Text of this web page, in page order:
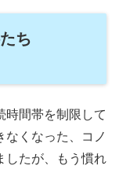
ち
時間帯を制限して
なくなった、コノ
したが、もう慣れ